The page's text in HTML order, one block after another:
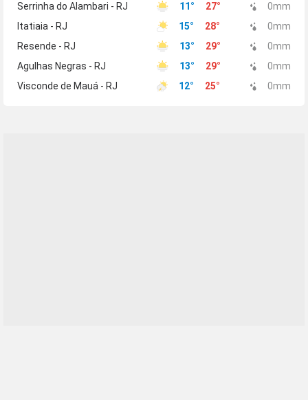
Serrinha do Alambari - RJ 11° 27° 0mm
Itatiaia - RJ
15° 28° 0mm
Resende - RJ
13° 29° 0mm
Agulhas Negras - RJ
13° 29° 0mm
Visconde de Mauá - RJ
12° 25° 0mm